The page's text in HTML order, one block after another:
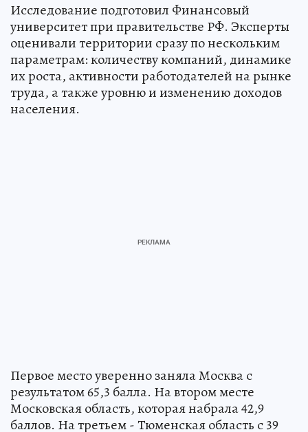
Исследование подготовил Финансовый
университет при правительстве РФ. Эксперты
оценивали территории сразу по нескольким
параметрам: количеству компаний, динамике
их роста, активности работодателей на рынке
труда, а также уровню и изменению доходов
населения.
Первое место уверенно заняла Москва с
результатом 65,3 балла. На втором месте
Московская область, которая набрала 42,9
баллов. На третьем - Тюменская область с 39